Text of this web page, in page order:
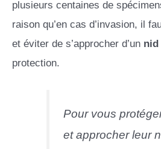
plusieurs centaines de
raison qu’en cas d’invasion, il
et éviter de s’approcher d’un nid
protection.
Pour vous
et approcher leur